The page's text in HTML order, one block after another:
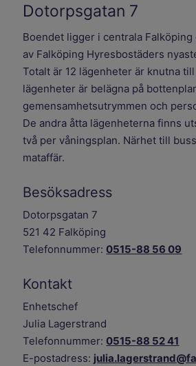
Dotorpsgatan 7
Boendet ligger i centrala
av Falköping Hyresbostäders
Totalt är 12 lägenheter är knutna
lägenheter är belägna på
gemensamhetsutrymmen och
De andra åtta lägenheterna finns
två per våningsplan. Närhet till
mataffär.
Besöksadress
Dotorpsgatan 7
521 42 Falköping
Telefonnummer:0515-88 56 09
Kontakt
Enhetschef
Julia Lagerstrand
Telefonnummer:0515-88 52 41
E-postadress: